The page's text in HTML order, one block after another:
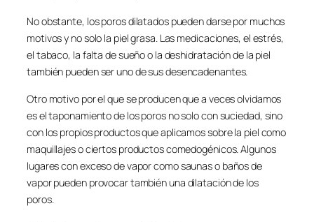
No obstante, los poros dilatados pueden darse por muchos
motivos y no solo la piel grasa. Las medicaciones, el estrés,
el tabaco, la falta de sueño o la deshidratación de la piel
también pueden ser uno de sus desencadenantes.
Otro motivo por el que se producen que a veces olvidamos
es el taponamiento de los poros no solo con suciedad, sino
con los propios productos que aplicamos sobre la piel como
maquillajes o ciertos productos comedogénicos. Algunos
lugares con exceso de vapor como saunas o baños de
vapor pueden provocar también una dilatación de los
poros.